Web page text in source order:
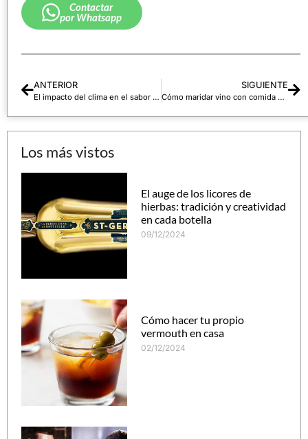
Contactar
por Whatsapp
ANTERIOR
El impacto del clima en el sabor del vino
SIGUIENTE
Cómo maridar vino con comida asiática
Los más vistos
El auge de los licores de
hierbas: tradición y creatividad
en cada botella
09/12/2024
Cómo hacer tu propio
vermouth en casa
02/12/2024